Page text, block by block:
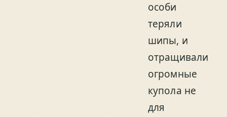
особи
теряли
шипы, и
отращивали
огромные
купола не
для